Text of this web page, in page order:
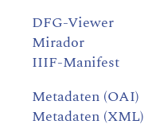
DFG-Viewer
Mirador
IIIF-Manifest
Metadaten (OAI)
Metadaten (XML)